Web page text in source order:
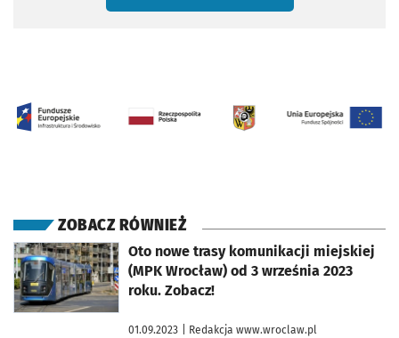
ZOBACZ RÓWNIEŻ
Oto nowe trasy komunikacji miejskiej
(MPK Wrocław) od 3 września 2023
roku. Zobacz!
01.09.2023 | Redakcja www.wroclaw.pl
otworzy się w nowej karcie